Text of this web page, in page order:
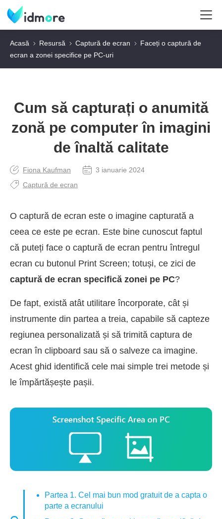
Acasă Resursă Captură de ecran
Faceți o captură de
ecran a zonei specifice pe PC-uri
Cum să capturați o anumită
zonă pe computer în imagini
de înaltă calitate
Fiona Kaufman
3 ianuarie 2024
Captură de ecran
O captură de ecran este o imagine capturată a
ceea ce este pe ecran. Este bine cunoscut faptul
că puteți face o captură de ecran pentru întregul
ecran cu butonul Print Screen; totuși, ce zici de
captură de ecran specifică zonei pe PC?
De fapt, există atât utilitare încorporate, cât și
instrumente din partea a treia, capabile să capteze
regiunea personalizată și să trimită captura de
ecran în clipboard sau să o salveze ca imagine.
Acest ghid identifică cele mai simple trei metode și
le împărtășește pașii.
Partea 1. Cel mai bun mod gratuit de a capta o
parte a ecranului